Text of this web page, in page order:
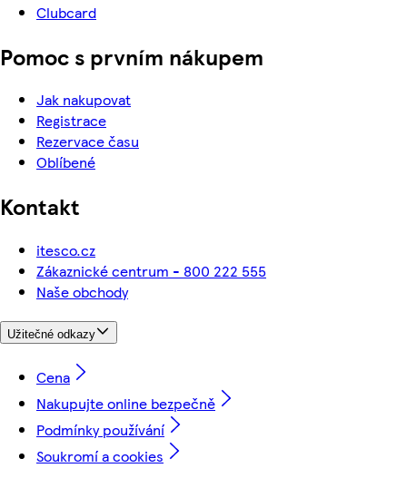
Clubcard
Pomoc s prvním nákupem
Jak nakupovat
Registrace
Rezervace času
Oblíbené
Kontakt
itesco.cz
Zákaznické centrum - 800 222 555
Naše obchody
Užitečné odkazy
Cena
Nakupujte online bezpečně
Podmínky používání
Soukromí a cookies